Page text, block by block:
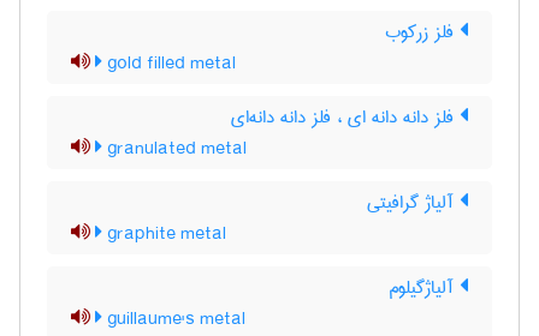
فلز زرکوب
gold filled metal
فلز دانه دانه ای ، فلز دانه دانه‌ای
granulated metal
آلیاژ گرافیتی
graphite metal
آلیاژگیلوم
guillaume's metal